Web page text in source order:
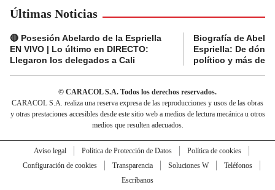
Últimas Noticias
🔴 Posesión Abelardo de la Espriella
EN VIVO | Lo último en DIRECTO:
Llegaron los delegados a Cali
Biografía de
Espriella: De
político y más del
© CARACOL S.A. Todos los derechos reservados.
CARACOL S.A. realiza una reserva expresa de las reproducciones y usos de las obras
y otras prestaciones accesibles desde este sitio web a medios de lectura mecánica u otros
medios que resulten adecuados.
Aviso legal Política de Protección de Datos
Política de cookies
Configuración de cookies
Transparencia Soluciones W
Teléfonos
Escríbanos